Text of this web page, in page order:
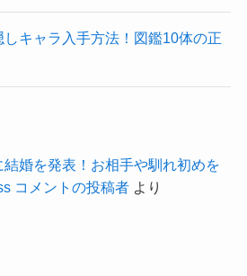
キャラ入手方法！図鑑10体の正
婚を発表！お相手や馴れ初めを
コメントの投稿者より